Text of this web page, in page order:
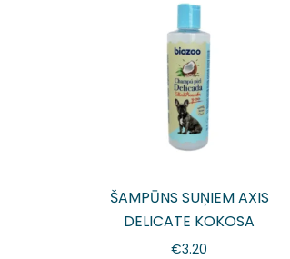
ŠAMPŪNS SUŅIEM AXIS
DELICATE KOKOSA
€3.20